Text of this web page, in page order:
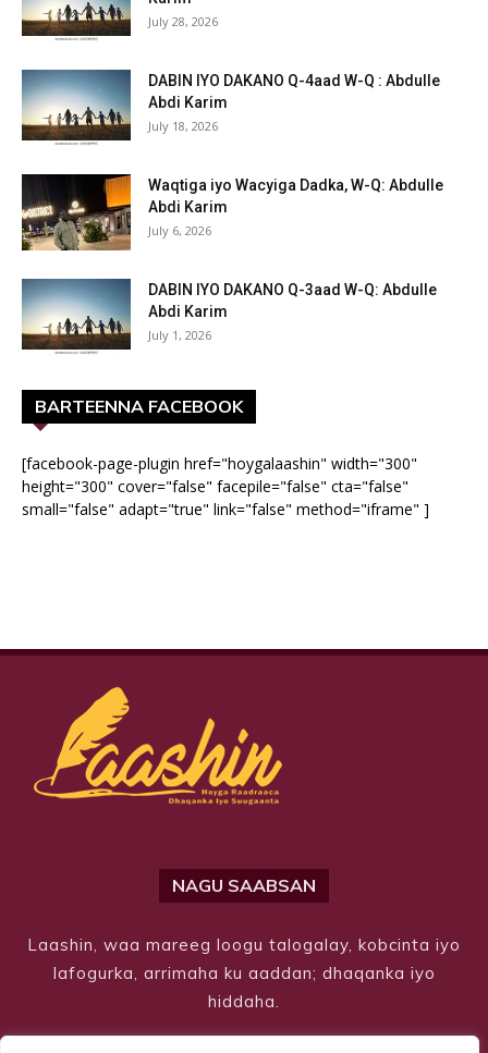
July 28, 2026
DABIN IYO DAKANO Q-4aad W-Q : Abdulle
Abdi Karim
July 18, 2026
Waqtiga iyo Wacyiga Dadka, W-Q: Abdulle
Abdi Karim
July 6, 2026
DABIN IYO DAKANO Q-3aad W-Q: Abdulle
Abdi Karim
July 1, 2026
BARTEENNA FACEBOOK
[facebook-page-plugin href="hoygalaashin" width="300"
height="300" cover="false" facepile="false" cta="false"
small="false" adapt="true" link="false" method="iframe" ]
NAGU SAABSAN
Laashin, waa mareeg loogu talogalay, kobcinta iyo
lafogurka, arrimaha ku aaddan; dhaqanka iyo
hiddaha.